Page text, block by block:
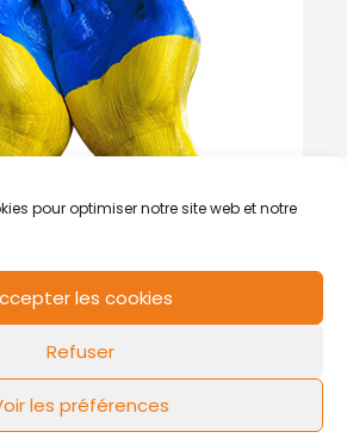
pour optimiser notre site web et notre
les cookies
Refuser
les préférences
légales Politique de cookies
FLOW44